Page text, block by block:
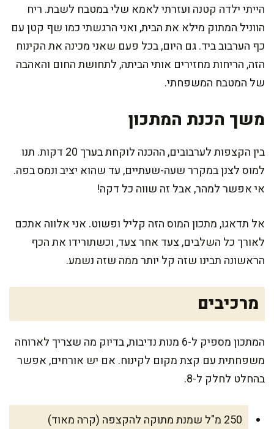
הייתי ילדה קטנה ועזרתי לאמא שלי במטבח לשבת. ריח
הווניל המתוק מילא את הבית, ואני הרגשתי כמו שף קטן עם
כף הערבוב ביד. גם היום, בכל פעם שאני מכינה את הקינוח
הזה, הריחות מחזירים אותי הביתה, לתחושת החום והאהבה
של המטבח המשפחתי.
משך הכנת המתכון
בין הקצפות לערבובים, ההכנה לוקחת בערך 20 דקות. תנו
למוס לצנן במקרר שעה-שעתיים, עד שהוא יציב ונמס בפה.
אי אפשר למהר, אבל זה שווה כל דקה!
אל תדאגו, מתכון המוס הזה קליל ופשוט. אני אלווה אתכם
לאורך כל השלבים, צעד אחר צעד, וכשתורידו את הכף
הראשונה תבינו שזה קל יותר ממה שזה נשמע.
מרכיבים
המתכון מספיק ל-6 מנות נדיבות, בדיוק מה שצריך לארוחה
משפחתית עם קצת מקום לקינוח. אם יש אורחים, אפשר
בהחלט לחלק ל-8.
250 מ"ל שמנת מתוקה להקצפה (קרה מאוד)